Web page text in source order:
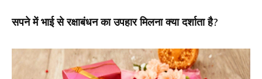
सपने में भाई से रक्षाबंधन का उपहार मिलना क्या दर्शाता है?